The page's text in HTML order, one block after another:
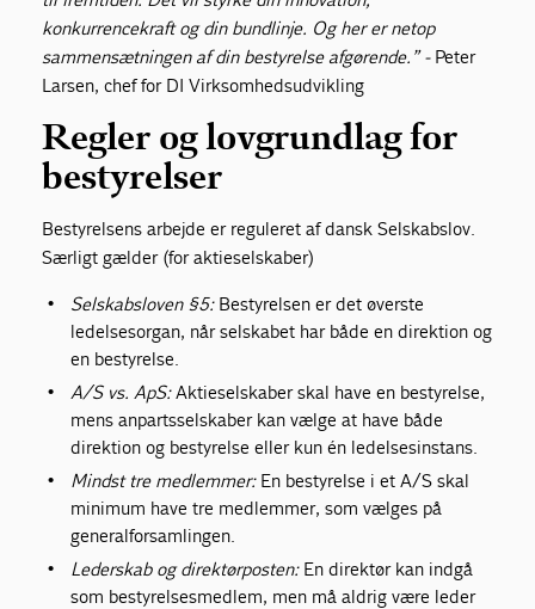
konkurrencekraft og din bundlinje. Og her er netop
sammensætningen af din bestyrelse afgørende.” - Peter
Larsen, chef for DI Virksomhedsudvikling
Regler og lovgrundlag for
bestyrelser
Bestyrelsens arbejde er reguleret af dansk Selskabslov.
Særligt gælder (for aktieselskaber)
Selskabsloven §5:Bestyrelsen er det øverste
ledelsesorgan, når selskabet har både en direktion og
en bestyrelse.
A/S vs. ApS:Aktieselskaber skal have en bestyrelse,
mens anpartsselskaber kan vælge at have både
direktion og bestyrelse eller kun én ledelsesinstans.
Mindst tre medlemmer:En bestyrelse i et A/S skal
minimum have tre medlemmer, som vælges på
generalforsamlingen.
Lederskab og direktørposten:En direktør kan indgå
som bestyrelsesmedlem, men må aldrig være leder